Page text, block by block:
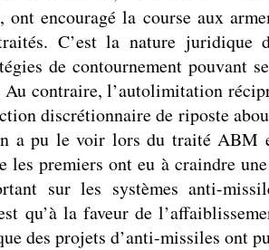
ont encouragé la course aux
C’est la nature juridique
de contournement pouvant
contraire, l’autolimitation
discrétionnaire de riposte
a pu le voir lors du traité ABM
les premiers ont eu à craindre
sur les systèmes anti-
qu’à la faveur de
des projets d’anti-missiles ont